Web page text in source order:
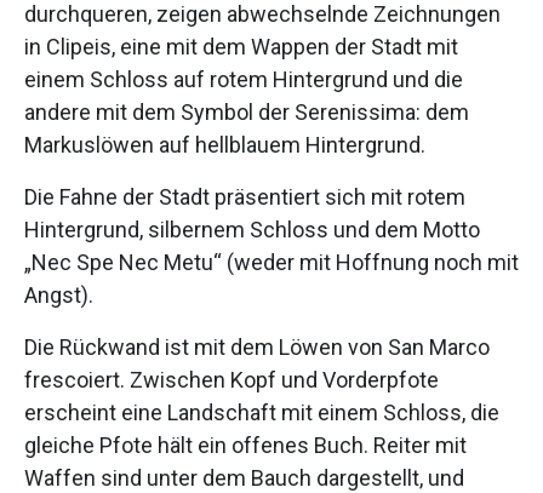
durchqueren, zeigen abwechselnde Zeichnungen
in Clipeis, eine mit dem Wappen der Stadt mit
einem Schloss auf rotem Hintergrund und die
andere mit dem Symbol der Serenissima: dem
Markuslöwen auf hellblauem Hintergrund.
Die Fahne der Stadt präsentiert sich mit rotem
Hintergrund, silbernem Schloss und dem Motto
„Nec Spe Nec Metu“ (weder mit Hoffnung noch mit
Angst).
Die Rückwand ist mit dem Löwen von San Marco
frescoiert. Zwischen Kopf und Vorderpfote
erscheint eine Landschaft mit einem Schloss, die
gleiche Pfote hält ein offenes Buch. Reiter mit
Waffen sind unter dem Bauch dargestellt, und